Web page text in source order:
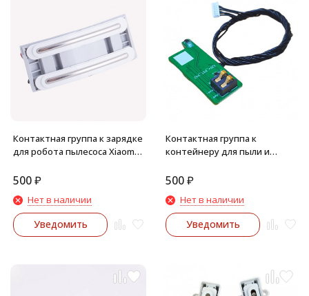
Контактная группа к зарядке
для робота пылесоса Xiaomi
1S
500₽
Нет в наличии
Уведомить
Контактная группа к
контейнеру для пыли и
пылесоса Xiaomi Robot
500₽
Нет в наличии
Уведомить